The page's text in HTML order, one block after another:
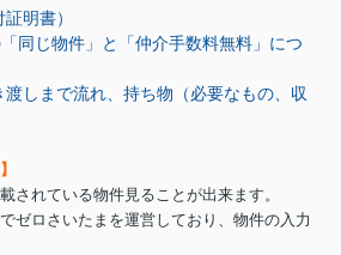
明書）
同じ物件」と「仲介手数料無料」につ
しまで流れ、持ち物（必要なもの、収
されている物件見ることが出来ます。
ゼロさいたまを運営しており、物件の入力